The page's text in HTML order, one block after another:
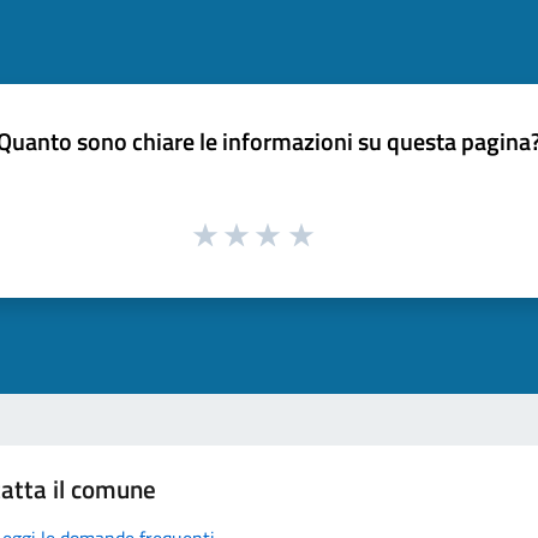
sono chiare le informazioni su questa
il comune